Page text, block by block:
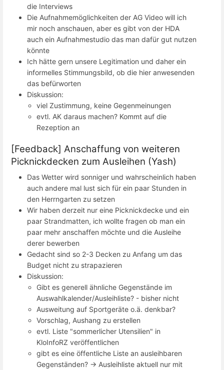
die Interviews
Die Aufnahmemöglichkeiten der AG Video will ich
mir noch anschauen, aber es gibt von der HDA
auch ein Aufnahmestudio das man dafür gut nutzen
könnte
Ich hätte gern unsere Legitimation und daher ein
informelles Stimmungsbild, ob die hier anwesenden
das befürworten
Diskussion:
viel Zustimmung, keine Gegenmeinungen
evtl. AK daraus machen? Kommt auf die
Rezeption an
[Feedback] Anschaffung von weiteren
Picknickdecken zum Ausleihen (Yash)
Das Wetter wird sonniger und wahrscheinlich haben
auch andere mal lust sich für ein paar Stunden in
den Herrngarten zu setzen
Wir haben derzeit nur eine Picknickdecke und ein
paar Strandmatten, ich wollte fragen ob man ein
paar mehr anschaffen möchte und die Ausleihe
derer bewerben
Gedacht sind so 2-3 Decken zu Anfang um das
Budget nicht zu strapazieren
Diskussion:
Gibt es generell ähnliche Gegenstände im
Auswahlkalender/Ausleihliste? - bisher nicht
Ausweitung auf Sportgeräte o.ä. denkbar?
Vorschlag, Aushang zu erstellen
evtl. Liste "sommerlicher Utensilien" in
KloInfoRZ veröffentlichen
gibt es eine öffentliche Liste an ausleihbaren
Gegenständen? -> Ausleihliste aktuell nur mit